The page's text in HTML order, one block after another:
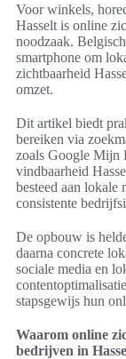
Voor winkels,
Hasselt is online
noodzaak.
smartphone om
zichtbaarheid
omzet.
Dit artikel biedt
bereiken via
zoals Google Mijn
vindbaarheid
besteed aan lokale
consistente
De opbouw is
daarna concrete
sociale media en
stapsgewijs hun
Waarom online
bedrijven in